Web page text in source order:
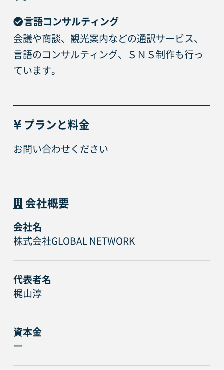
言語コンサルティング
会議や商談、観光案内などの通訳サービス、
言語のコンサルティング、ＳＮＳ制作も行っ
ています。
プランと料金
お問い合わせください
会社概要
会社名
株式会社GLOBAL NETWORK
代表者名
梶山淳
資本金
ー